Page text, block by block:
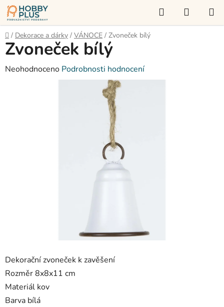
Přejít
na
obsah
Hledat
KOŠÍK
Domů
/ Dekorace a dárky / VÁNOCE / Zvoneček bílý
Dekorační zvoneček k zavěšení
Rozměr 8x8x11 cm
Materiál kov
Barva bílá
Zvoneček bílý
Průměrné
Neohodnoceno Podrobnosti hodnocení